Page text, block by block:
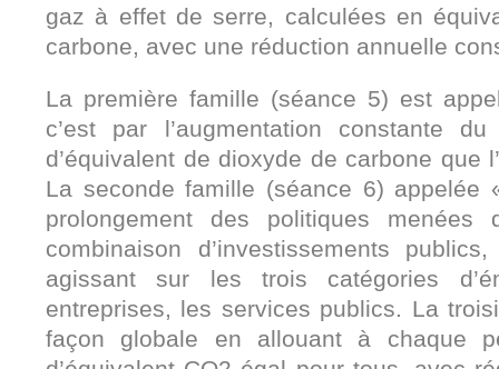
gaz à effet de serre, calculées en
carbone, avec une réduction annuelle
La première famille (séance 5) est
c’est par l’augmentation constante
d’équivalent de dioxyde de carbone que
La seconde famille (séance 6) appelée
prolongement des politiques
combinaison d’investissements
agissant sur les trois catégories
entreprises, les services publics. La
façon globale en allouant à chaque